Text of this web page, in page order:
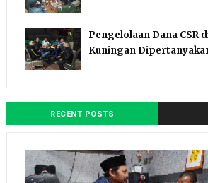
Pengelolaan Dana CSR
Kuningan
RECENT POSTS